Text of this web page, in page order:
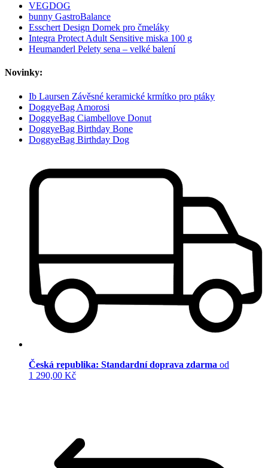
VEGDOG
bunny GastroBalance
Esschert Design Domek pro čmeláky
Integra Protect Adult Sensitive miska 100 g
Heumanderl Pelety sena – velké balení
Novinky:
Ib Laursen Závěsné keramické krmítko pro ptáky
DoggyeBag Amorosi
DoggyeBag Ciambellove Donut
DoggyeBag Birthday Bone
DoggyeBag Birthday Dog
Česká republika: Standardní doprava zdarma od
1 290,00 Kč